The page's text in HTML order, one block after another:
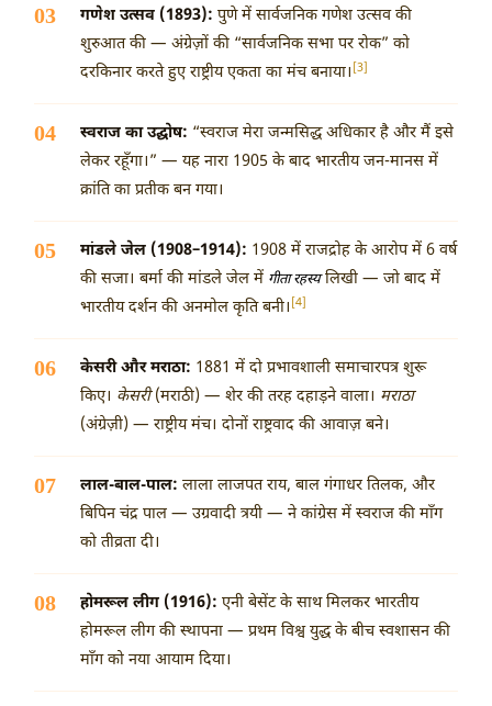
गणेश उत्सव (1893): पुणे में सार्वजनिक गणेश उत्सव की
शुरुआत की — अंग्रेज़ों की “सार्वजनिक सभा पर रोक” को
दरकिनार करते हुए राष्ट्रीय एकता का मंच बनाया। [3]
स्वराज का उद्घोष: “स्वराज मेरा जन्मसिद्ध अधिकार है और मैं इसे
लेकर रहूँगा।” — यह नारा 1905 के बाद भारतीय जन-मानस में
क्रांति का प्रतीक बन गया।
मांडले जेल (1908–1914): 1908 में राजद्रोह के आरोप में 6 वर्ष
की सजा। बर्मा की मांडले जेल में गीता रहस्यलिखी — जो बाद में
भारतीय दर्शन की अनमोल कृति बनी। [4]
केसरी और मराठा: 1881 में दो प्रभावशाली समाचारपत्र शुरू
किए। केसरी(मराठी) — शेर की तरह दहाड़ने वाला। मराठा
(अंग्रेज़ी) — राष्ट्रीय मंच। दोनों राष्ट्रवाद की आवाज़ बने।
लाल-बाल-पाल: लाला लाजपत राय, बाल गंगाधर तिलक, और
बिपिन चंद्र पाल — उग्रवादी त्रयी — ने कांग्रेस में स्वराज की माँग
को तीव्रता दी।
होमरूल लीग (1916): एनी बेसेंट के साथ मिलकर भारतीय
होमरूल लीग की स्थापना — प्रथम विश्व युद्ध के बीच स्वशासन की
माँग को नया आयाम दिया।